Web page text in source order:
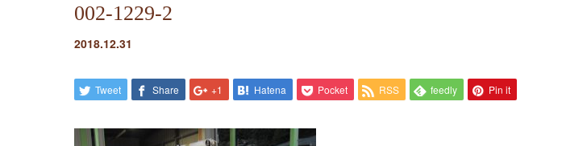
002-1229-2
2018.12.31
Tweet Share +1 Hatena Pocket RSS feedly Pin it